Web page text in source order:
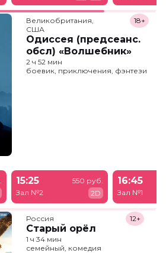
Великобритания,
США
Одиссея (предсеанс.
обсл) «Волшебник»
18+
2 ч 52 мин
боевик, приключения, фэнтези
15:25
Зал №2
550 руб.
2D
16:45
Зал №1
Россия
Старый орёл
12+
1 ч 34 мин
семейный, комедия